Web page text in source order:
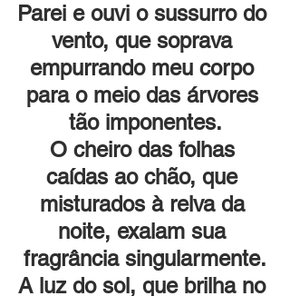
Parei e ouvi o sussurro do
vento, que soprava
empurrando meu corpo
para o meio das árvores
tão imponentes.
O cheiro das folhas
caídas ao chão, que
misturados à relva da
noite, exalam sua
fragrância singularmente.
A luz do sol, que brilha no